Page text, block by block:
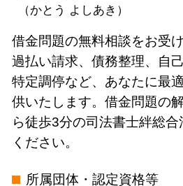
自己破産 司法書士 電
借金問題 司法書士
阜県
個人再生 司法書士
知県
個人再生 司法書士
重県
（かとう よしあき）
借金問題の無料相談をお受
過払い請求、債務整理、自
特定調停など、あなたに最
供いたします。借金問題の
ら徒歩3分の司法書士絆総
ください。
所属団体・認定資格等